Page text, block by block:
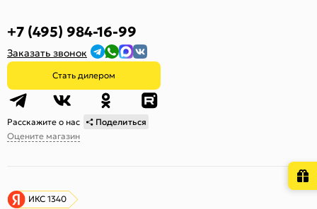
+7 (495) 984-16-99
Заказать звонок
Стать дилером
Расскажите о нас
Поделиться
Оцените магазин
ИКС 1340